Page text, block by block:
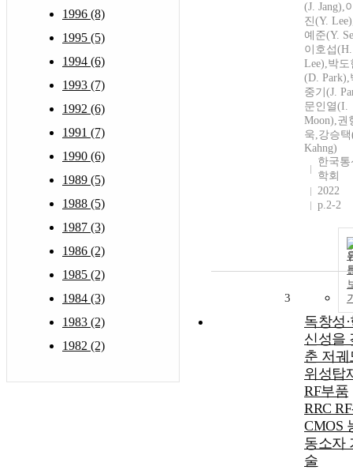
1996 (8)
1995 (5)
1994 (6)
1993 (7)
1992 (6)
1991 (7)
1990 (6)
1989 (5)
1988 (5)
1987 (3)
1986 (2)
1985 (2)
1984 (3)
1983 (2)
1982 (2)
(J. Jang),
진(Y.
예준(Y.
이호섭(H.
Lee),박도
(D. Park),
중기(J.
문인열(I.
Moon),권
욱,강승택
Kahng)
한국통
학회
2022
p.2-2
3
독창성
신성을
춘 저궤
위성탑
RF부품
RRC
CMOS
동소자
술